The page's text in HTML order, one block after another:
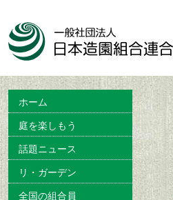
ホーム
庭を楽しもう
話題ニュース
リ・ガーデン
全国の組合員